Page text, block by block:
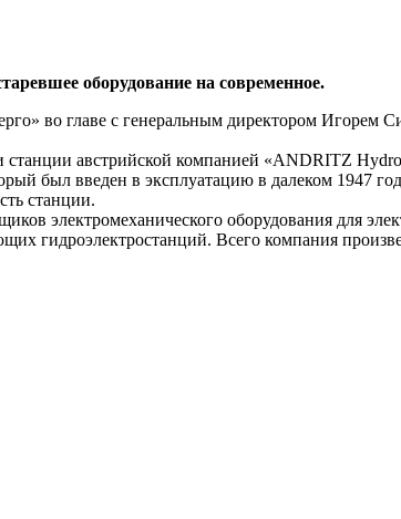
оборудование на современное.
во главе с генеральным директором
станции австрийской компанией «ANDRITZ
был введен в эксплуатацию в далеком 1947
станции.
электромеханического оборудования для
гидроэлектростанций. Всего компания